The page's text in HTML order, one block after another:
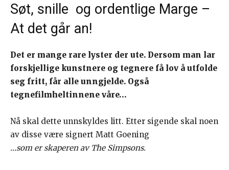
Søt, snille og ordentlige Marge –
At det går an!
Det er mange rare lyster der ute. Dersom man lar
forskjellige kunstnere og tegnere få lov å utfolde
seg fritt, får alle unngjelde. Også
tegnefilmheltinnene våre…
Nå skal dette unnskyldes litt. Etter sigende skal noen
av disse være signert Matt Goening
…som er skaperen av The Simpsons.